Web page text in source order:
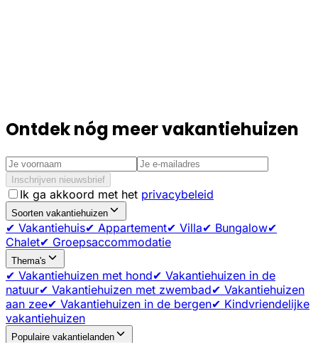
Ontdek nóg meer vakantiehuizen
Inschrijven nieuwsbrief
Ik ga akkoord met het privacybeleid
Soorten vakantiehuizen
✔ Vakantiehuis✔ Appartement✔ Villa✔ Bungalow✔
Chalet✔ Groepsaccommodatie
Thema's
✔ Vakantiehuizen met hond✔ Vakantiehuizen in de
natuur✔ Vakantiehuizen met zwembad✔ Vakantiehuizen
aan zee✔ Vakantiehuizen in de bergen✔ Kindvriendelijke
vakantiehuizen
Populaire vakantielanden